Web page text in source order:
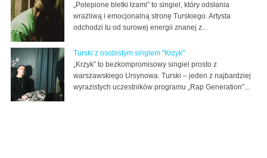
„Polepione bletki łzami” to singiel, który odsłania
wrażliwą i emocjonalną stronę Turskiego. Artysta
odchodzi tu od surowej energii znanej z...
Turski z osobistym singlem "Krzyk"
„Krzyk” to bezkompromisowy singiel prosto z
warszawskiego Ursynowa. Turski – jeden z najbardziej
wyrazistych uczestników programu „Rap Generation”...